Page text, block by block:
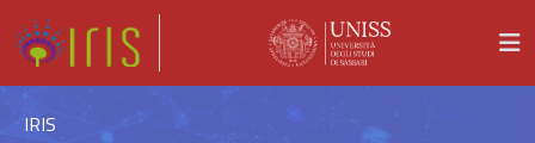
IRIS